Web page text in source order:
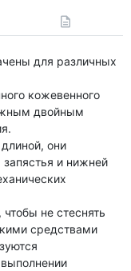
для различных
кожевенного
двойным
они
и нижней
не стеснять
средствами